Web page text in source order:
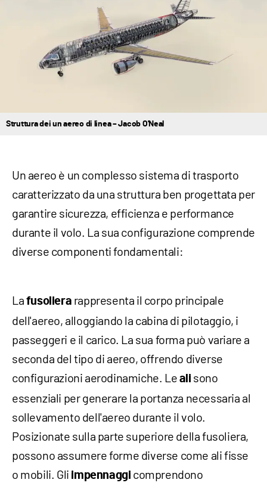
Struttura dei un aereo di linea – Jacob O'Neal
Un aereo è un complesso sistema di trasporto
caratterizzato da una struttura ben progettata per
garantire sicurezza, efficienza e performance
durante il volo. La sua configurazione comprende
diverse componenti fondamentali:
La fusoliera rappresenta il corpo principale
dell'aereo, alloggiando la cabina di pilotaggio, i
passeggeri e il carico. La sua forma può variare a
seconda del tipo di aereo, offrendo diverse
configurazioni aerodinamiche. Le ali sono
essenziali per generare la portanza necessaria al
sollevamento dell'aereo durante il volo.
Posizionate sulla parte superiore della fusoliera,
possono assumere forme diverse come ali fisse
o mobili. Gli impennaggi comprendono